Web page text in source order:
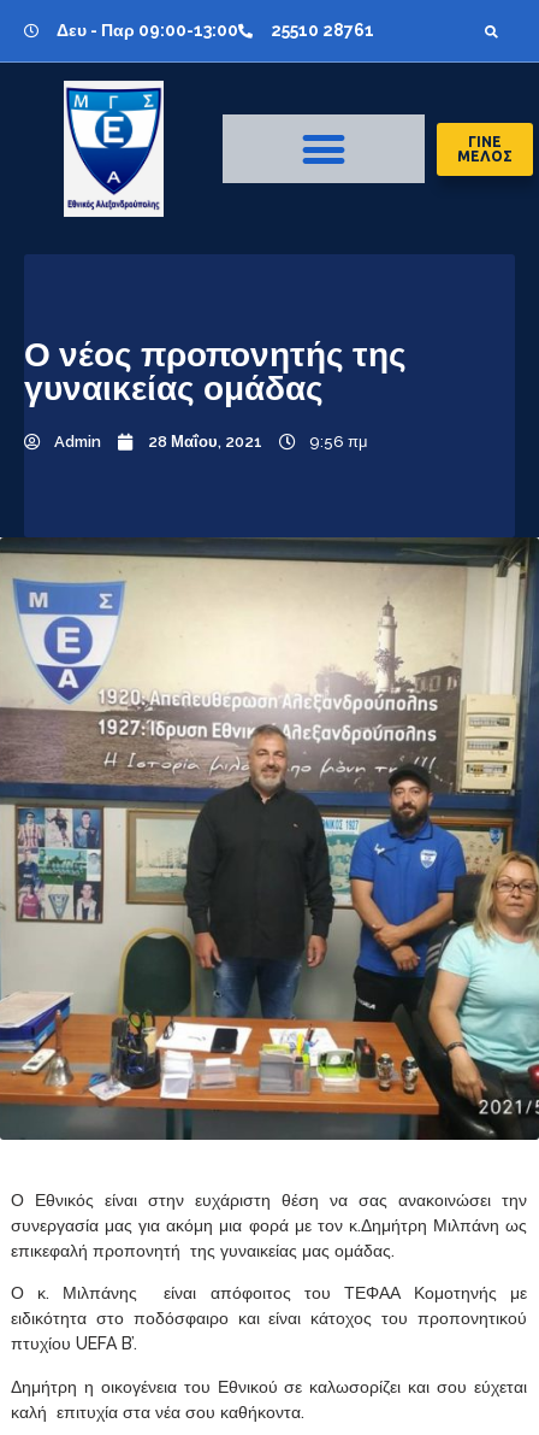
Δευ - Παρ 09:00-13:00 25510 28761
ΓΙΝΕ
ΜΕΛΟΣ
Ο νέος προπονητής της
γυναικείας ομάδας
Admin 28 Μαΐου, 2021 9:56 πμ
Ο Εθνικός είναι στην ευχάριστη θέση να σας ανακοινώσει την
συνεργασία μας για ακόμη μια φορά με τον κ.Δημήτρη Μιλπάνη ως
επικεφαλή προπονητή της γυναικείας μας ομάδας.
Ο κ. Μιλπάνης είναι απόφοιτος του ΤΕΦΑΑ Κομοτηνής με
ειδικότητα στο ποδόσφαιρο και είναι κάτοχος του προπονητικού
πτυχίου UEFA B’.
Δημήτρη η οικογένεια του Εθνικού σε καλωσορίζει και σου εύχεται
καλή επιτυχία στα νέα σου καθήκοντα.